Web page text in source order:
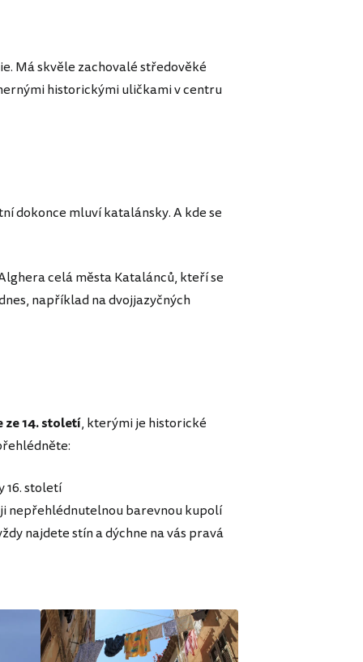
Má skvěle zachovalé středověké
historickými uličkami v centru
dokonce mluví katalánsky. A kde se
celá města Katalánců, kteří se
například na dvojjazyčných
ze 14. století, kterými je historické
16. století
nepřehlédnutelnou barevnou kupolí
najdete stín a dýchne na vás pravá